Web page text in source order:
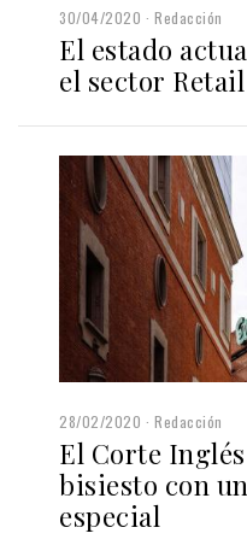
30/04/2020 Redacción
El estado
el sector Retail
28/02/2020 Redacción
El Corte
bisiesto con
especial